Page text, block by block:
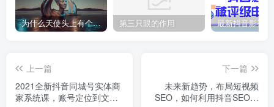
为什么天使头上有个圈？ 第三只眼的作用
上一篇
2021全新抖音同城号实体商
家系统课，账号定位到文案
下一篇
未来新趋势，布局短视频
SEO，如何利用抖音SEO免